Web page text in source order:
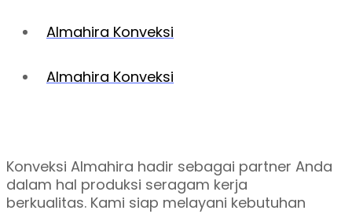
Almahira Konveksi
Almahira Konveksi
Konveksi Almahira hadir sebagai partner Anda
dalam hal produksi seragam kerja
berkualitas. Kami siap melayani kebutuhan